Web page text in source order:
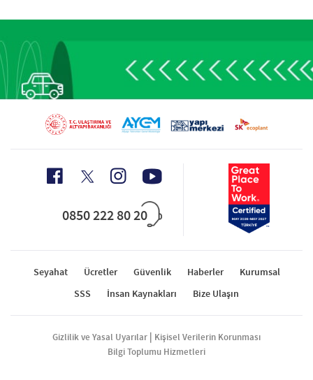
0850 222 80 20
Seyahat Ücretler Güvenlik Haberler
Kurumsal
SSS
İnsan Kaynakları Bize Ulaşın
Gizlilik ve Yasal Uyarılar | Kişisel Verilerin Korunması
Bilgi Toplumu Hizmetleri